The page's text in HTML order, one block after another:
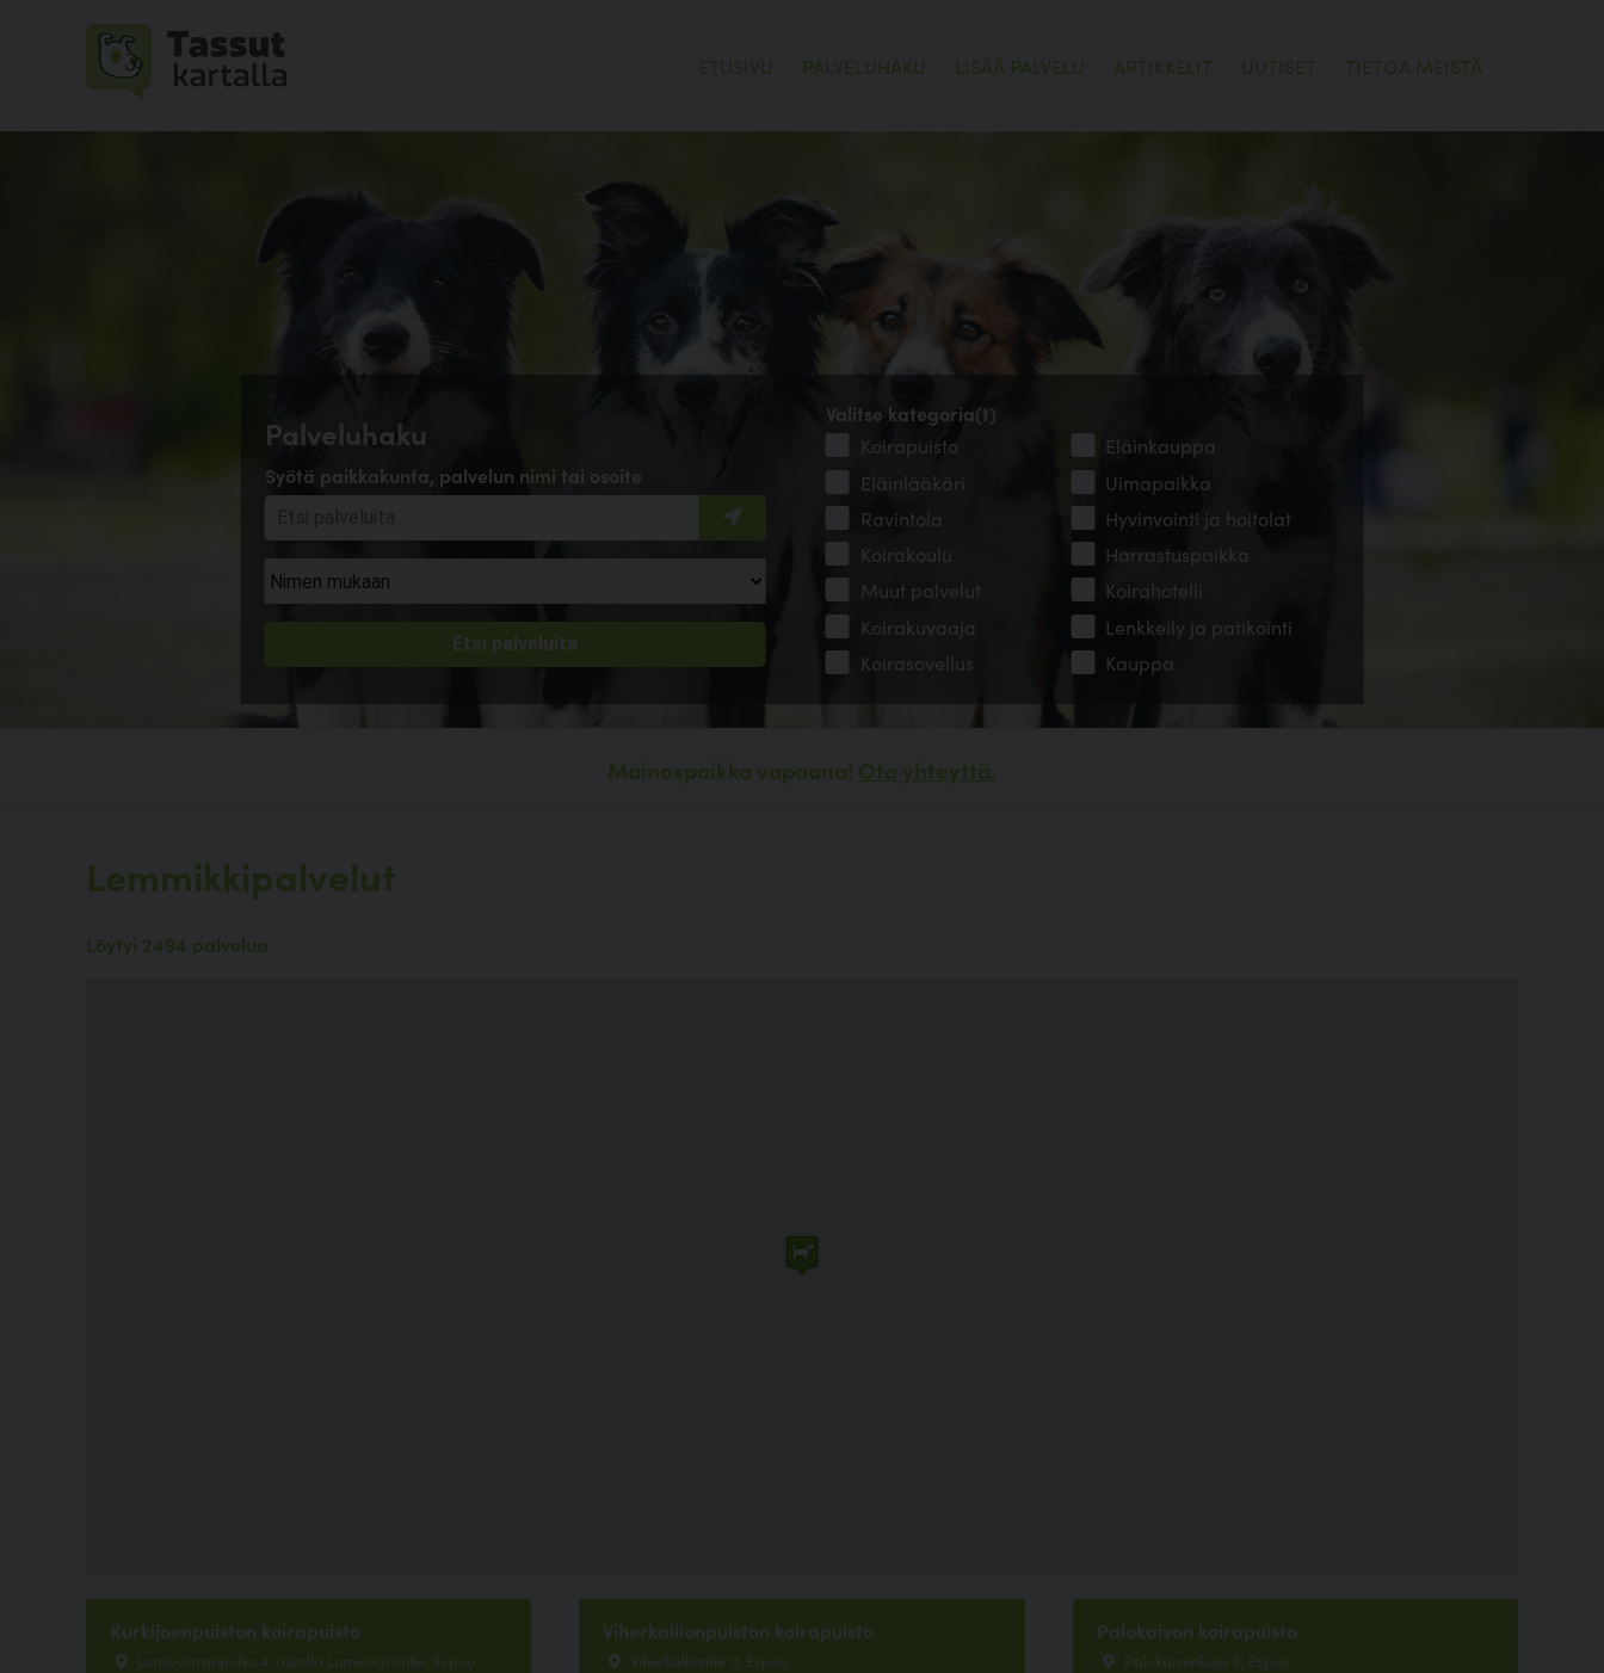
ETUSIVU PALVELUHAKU LISÄÄ PALVELU ARTIKKELIT UUTISET TIETOA MEISTÄ
Palveluhaku
Syötä paikkakunta, palvelun nimi tai osoite
Valitse kategoria(t)
Koirapuisto
Eläinkauppa
Eläinlääkäri
Uimapaikka
Ravintola
Hyvinvointi ja hoitolat
Koirakoulu
Harrastuspaikka
Muut palvelut
Koirahotelli
Koirakuvaaja
Lenkkeily ja patikointi
Koirasovellus
Kauppa
Mainospaikka vapaana! Ota yhteyttä.
Lemmikkipalvelut
Löytyi 2494 palvelua
Kurkijoenpuiston koirapuisto
Lumivaaranpolku 4, autolla Lumivaarantie, Espoo
Viherkallionpuiston koirapuisto
Viherkalliontie 11, Espoo
Palokaivon koirapuisto
Palokaivonkuja 8, Espoo